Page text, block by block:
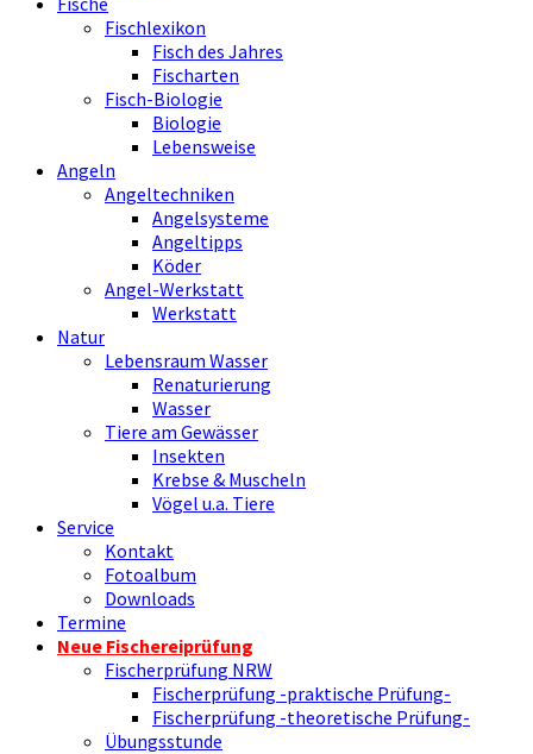
Fischlexikon
Fisch des Jahres
Fischarten
Fisch-Biologie
Biologie
Lebensweise
Angeln
Angeltechniken
Angelsysteme
Angeltipps
Köder
Angel-Werkstatt
Werkstatt
Natur
Lebensraum Wasser
Renaturierung
Wasser
Tiere am Gewässer
Insekten
Krebse & Muscheln
Vögel u.a. Tiere
Service
Kontakt
Fotoalbum
Downloads
Termine
Neue Fischereiprüfung
Fischerprüfung NRW
Fischerprüfung -praktische Prüfung-
Fischerprüfung -theoretische Prüfung-
Übungsstunde